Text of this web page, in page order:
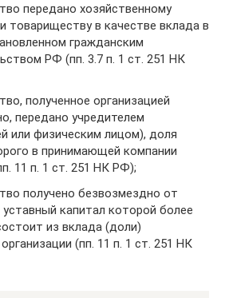
передано хозяйственному
товариществу в качестве вклада в
гражданским
РФ (пп. 3.7 п. 1 ст. 251 НК
полученное организацией
передано учредителем
или физическим лицом), доля
в принимающей компании
11 п. 1 ст. 251 НК РФ);
получено безвозмездно от
уставный капитал которой более
из вклада (доли)
(пп. 11 п. 1 ст. 251 НК